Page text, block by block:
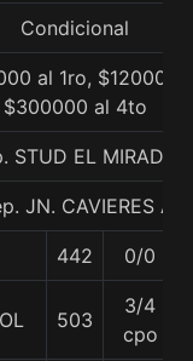
Condicional
al 1ro,
$300000 al 4to
STUD EL MIRADOR
JN. CAVIERES A.
442 0/0
503
3/4
cpo